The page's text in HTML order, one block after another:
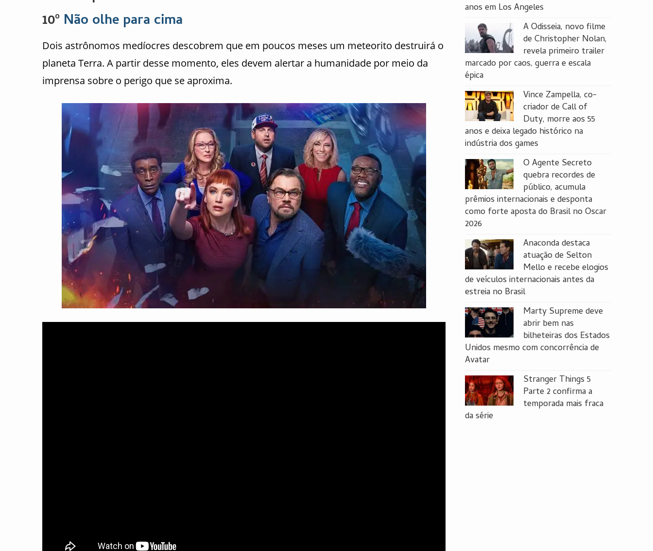
10º Não olhe para cima
Dois astrônomos medíocres descobrem que em poucos meses um meteorito destruirá o
planeta Terra. A partir desse momento, eles devem alertar a humanidade por meio da
imprensa sobre o perigo que se aproxima.
anos em Los Angeles
A Odisseia, novo filme
de Christopher Nolan,
revela primeiro trailer
marcado por caos, guerra e escala
épica
Vince Zampella, co-
criador de Call of
Duty, morre aos 55
anos e deixa legado histórico na
indústria dos games
O Agente Secreto
quebra recordes de
público, acumula
prêmios internacionais e desponta
como forte aposta do Brasil no Oscar
2026
Anaconda destaca
atuação de Selton
Mello e recebe elogios
de veículos internacionais antes da
estreia no Brasil
Marty Supreme deve
abrir bem nas
bilheteiras dos Estados
Unidos mesmo com concorrência de
Avatar
Stranger Things 5
Parte 2 confirma a
temporada mais fraca
da série